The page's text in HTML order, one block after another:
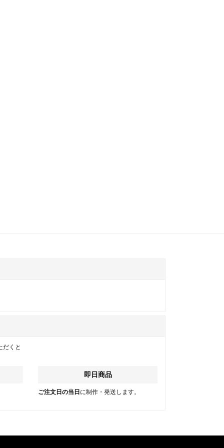
だくと
即日商品
ご注文日の当日 に制作・発送します。